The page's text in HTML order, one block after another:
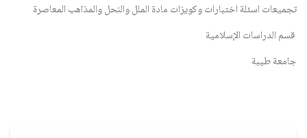
تجميعات اسئلة اختبارات وكويزات مادة الملل والنحل والمذاهب المعاصرة
قسم الدراسات الإسلامية
جامعة طيبة